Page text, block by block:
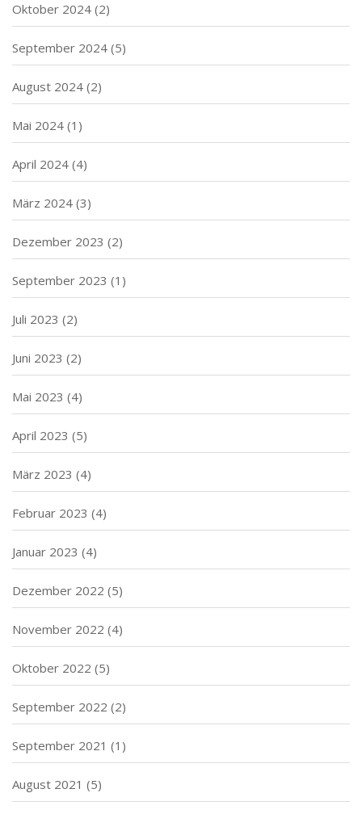
Oktober 2024 (2)
September 2024 (5)
August 2024 (2)
Mai 2024 (1)
April 2024 (4)
März 2024 (3)
Dezember 2023 (2)
September 2023 (1)
Juli 2023 (2)
Juni 2023 (2)
Mai 2023 (4)
April 2023 (5)
März 2023 (4)
Februar 2023 (4)
Januar 2023 (4)
Dezember 2022 (5)
November 2022 (4)
Oktober 2022 (5)
September 2022 (2)
September 2021 (1)
August 2021 (5)